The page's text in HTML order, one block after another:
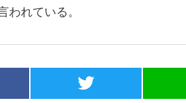
われている。
T